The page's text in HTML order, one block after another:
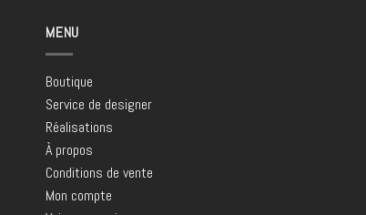
MENU
Boutique
Service de designer
Réalisations
À propos
Conditions de vente
Mon compte